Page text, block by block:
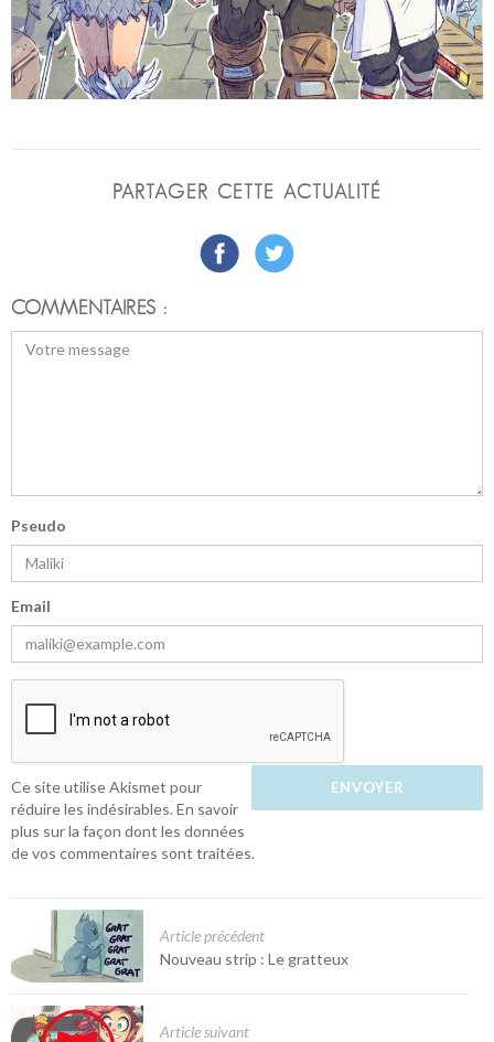
PARTAGER CETTE ACTUALITÉ
COMMENTAIRES :
Pseudo
Email
Ce site utilise Akismet pour
réduire les indésirables. En savoir
plus sur la façon dont les données
de vos commentaires sont traitées.
Article précédent
Nouveau strip : Le gratteux
Article suivant